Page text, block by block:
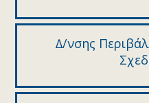
∆/νσης